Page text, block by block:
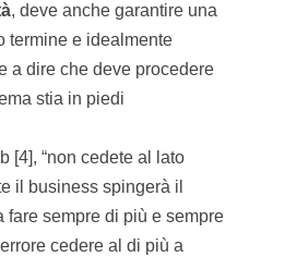
, deve anche garantire una
termine e idealmente
a dire che deve procedere
stia in piedi
[4], “non cedete al lato
il business spingerà il
fare sempre di più e sempre
cedere al di più a